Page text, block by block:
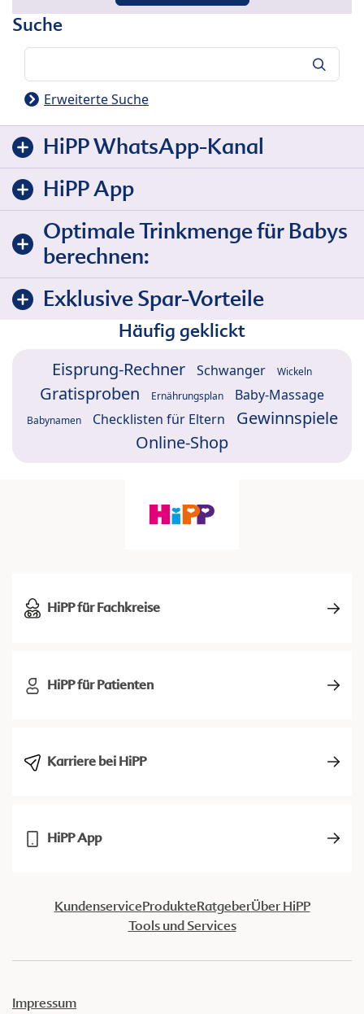
Suche
Erweiterte Suche
HiPP WhatsApp-Kanal
HiPP App
Optimale Trinkmenge für Babys
berechnen:
Exklusive Spar-Vorteile
Häufig geklickt
Eisprung-Rechner Schwanger Wickeln
Gratisproben Ernährungsplan Baby-Massage
Babynamen Checklisten für Eltern
Gewinnspiele
Online-Shop
HiPP für Fachkreise
HiPP für Patienten
Karriere bei HiPP
HiPP App
KundenserviceProdukteRatgeberÜber HiPP
Tools und Services
Impressum